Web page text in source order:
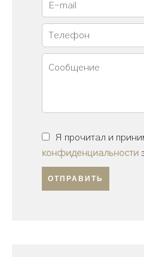
Я прочитал и
конфиденциальности
ОТПРАВИТЬ